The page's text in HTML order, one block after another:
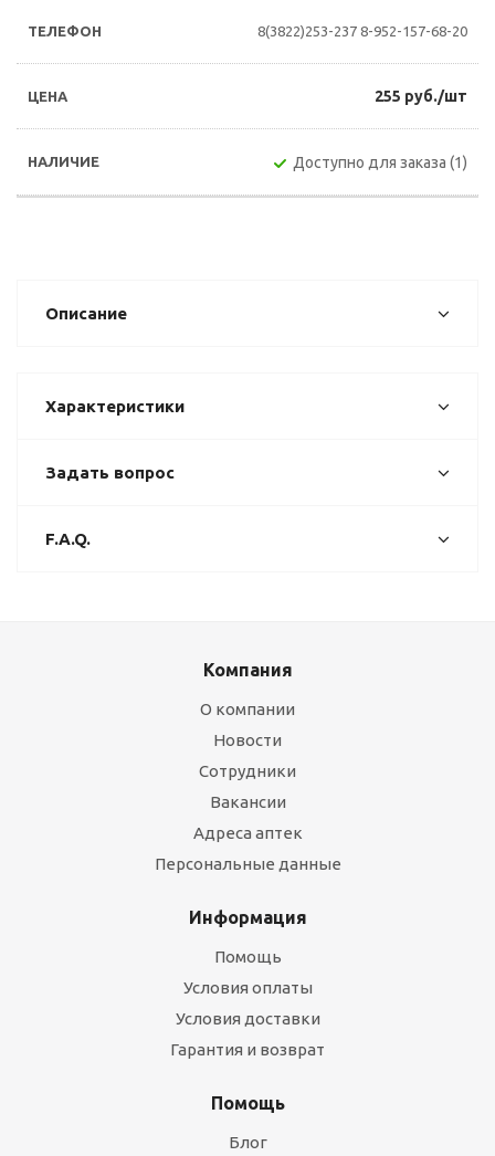
8(3822)253-237 8-952-157-68-20
255 руб./шт
Доступно для заказа (1)
Описание
Характеристики
Задать вопрос
F.A.Q.
Компания
О компании
Новости
Сотрудники
Вакансии
Адреса аптек
Персональные данные
Информация
Помощь
Условия оплаты
Условия доставки
Гарантия и возврат
Помощь
Блог